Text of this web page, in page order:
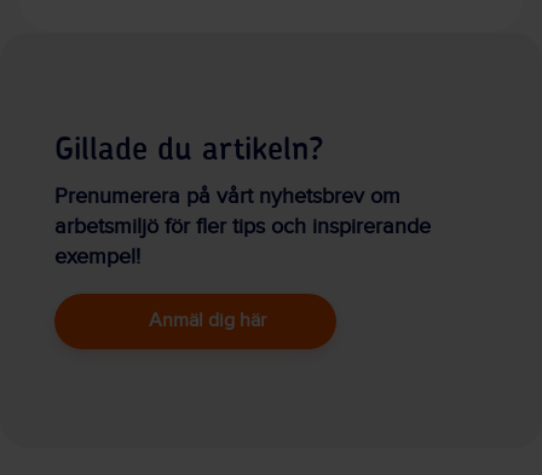
Gillade du artikeln?
Prenumerera på vårt nyhetsbrev om
arbetsmiljö för fler tips och inspirerande
exempel!
Anmäl dig här